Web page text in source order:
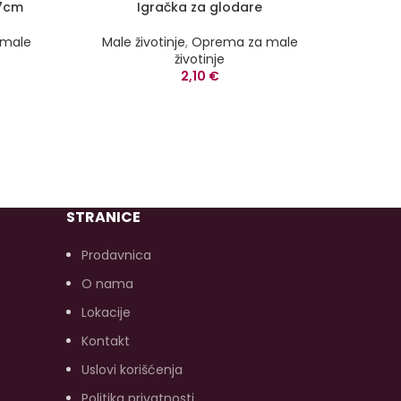
Igračka za glodare
Male životinje, Oprema za male
životinje
2,10 €
STRANICE
Prodavnica
O nama
Lokacije
Kontakt
Uslovi korišćenja